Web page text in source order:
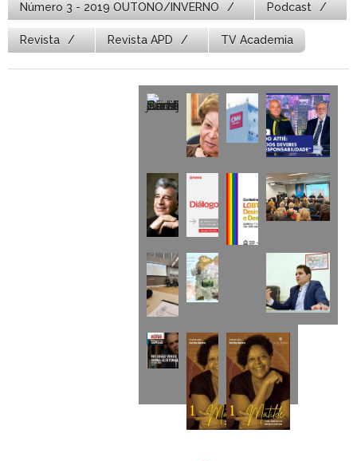
Número 3 - 2019 OUTONO/INVERNO Podcast
Revista Revista APD TV Academia